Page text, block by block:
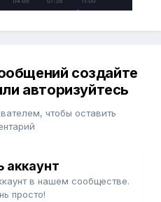
создайте
авторизуйтесь
чтобы оставить
аккаунт
в нашем сообществе.
просто!